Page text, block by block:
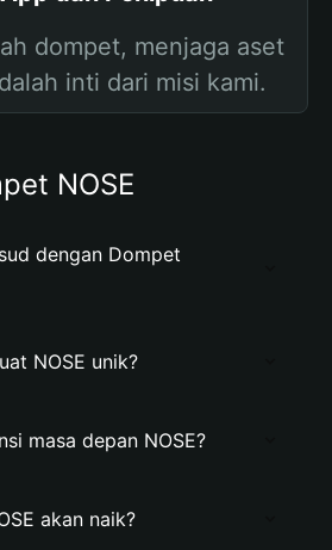
dompet, menjaga aset
inti dari misi kami.
NOSE
dengan Dompet
NOSE unik?
masa depan NOSE?
akan naik?